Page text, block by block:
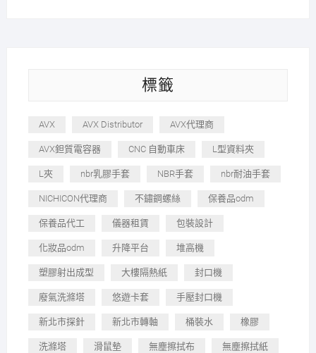
標籤
AVX AVX Distributor AVX代理商
AVX鉭質電容器 CNC 自動車床 L型資料夾
L夾 nbr乳膠手套 NBR手套 nbr耐油手套
NICHICON代理商 不鏽鋼螺絲 保養品odm
保養品代工 儀器租賃 包裝設計
化妝品odm 升降平台 堆高機
塑膠射出成型 大樓隔熱紙 封口機
廢氣洗滌塔 悠遊卡套 手壓封口機
新北市探針 新北市轉軸 桶裝水 橡膠
洗滌塔 滑鼠墊 無塵擦拭布 無塵擦拭紙